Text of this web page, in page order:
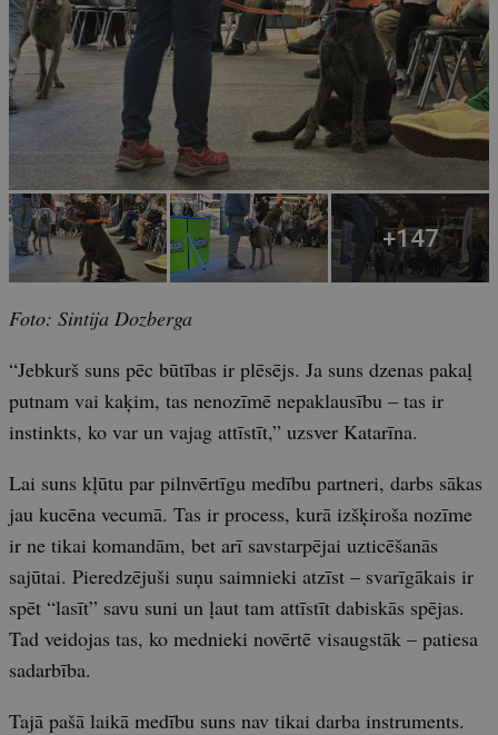
Foto: Sintija Dozberga
“Jebkurš suns pēc būtības ir plēsējs. Ja suns dzenas pakaļ
putnam vai kaķim, tas nenozīmē nepaklausību – tas ir
instinkts, ko var un vajag attīstīt,” uzsver Katarīna.
Lai suns kļūtu par pilnvērtīgu medību partneri, darbs sākas
jau kucēna vecumā. Tas ir process, kurā izšķiroša nozīme
ir ne tikai komandām, bet arī savstarpējai uzticēšanās
sajūtai. Pieredzējuši suņu saimnieki atzīst – svarīgākais ir
spēt “lasīt” savu suni un ļaut tam attīstīt dabiskās spējas.
Tad veidojas tas, ko mednieki novērtē visaugstāk – patiesa
sadarbība.
Tajā pašā laikā medību suns nav tikai darba instruments.